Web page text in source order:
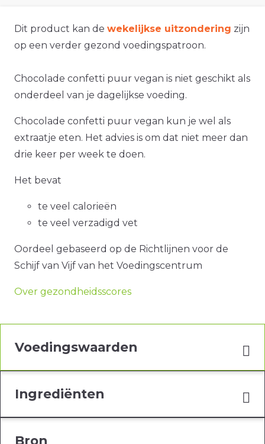
Dit product kan de wekelijkse uitzondering zijn
op een verder gezond voedingspatroon.
Chocolade confetti puur vegan is niet geschikt als
onderdeel van je dagelijkse voeding.
Chocolade confetti puur vegan kun je wel als
extraatje eten. Het advies is om dat niet meer dan
drie keer per week te doen.
Het bevat
te veel calorieën
te veel verzadigd vet
Oordeel gebaseerd op de Richtlijnen voor de
Schijf van Vijf van het Voedingscentrum
Over gezondheidsscores
Voedingswaarden
Ingrediënten
Bron